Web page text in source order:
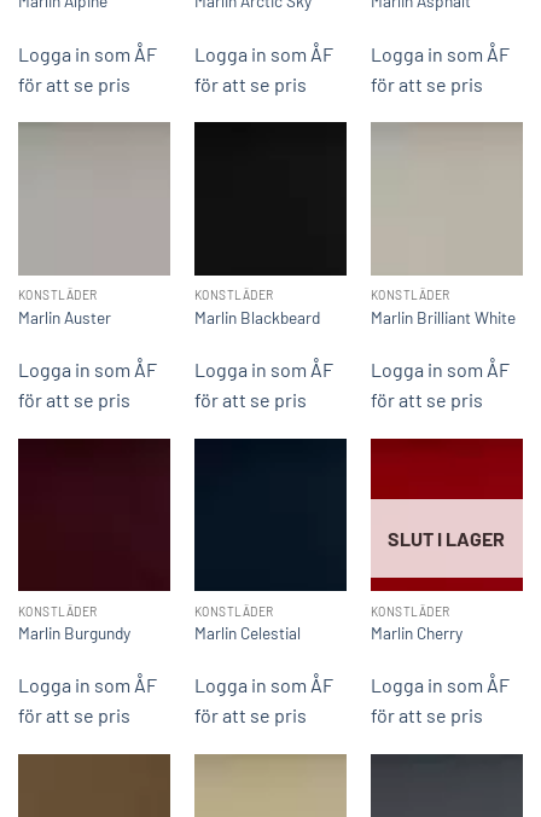
Logga in som ÅF
för att se pris
Logga in som ÅF
för att se pris
Logga in som ÅF
för att se pris
KONSTLÄDER
Marlin Auster
Logga in som ÅF
för att se pris
KONSTLÄDER
Marlin Blackbeard
Logga in som ÅF
för att se pris
KONSTLÄDER
Marlin Brilliant White
Logga in som ÅF
för att se pris
KONSTLÄDER
Marlin Burgundy
Logga in som ÅF
för att se pris
KONSTLÄDER
Marlin Celestial
Logga in som ÅF
för att se pris
SLUT I LAGER
KONSTLÄDER
Marlin Cherry
Logga in som ÅF
för att se pris